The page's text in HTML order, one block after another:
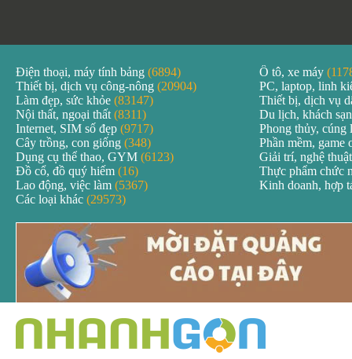
Điện thoại, máy tính bảng (6894) Ô tô, xe máy
Thiết bị, dịch vụ công-nông (20904)
PC, laptop, linh
Làm đẹp, sức khỏe (83147)
Thiết bị, dịch vụ
Nội thất, ngoại thất (8311)
Du lịch, khách
Internet, SIM số đẹp (9717)
Phong thủy, cúng
Cây trồng, con giống (348)
Phần mềm, game
Dụng cụ thể thao, GYM (6123)
Giải trí, nghệ
Đồ cổ, đồ quý hiếm (16)
Thực phẩm chức
Lao động, việc làm (5367)
Kinh doanh, hợp
Các loại khác (29573)